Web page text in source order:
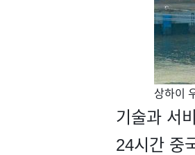
상하이
기술과 서
24시간 중